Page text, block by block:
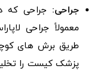
جراحی: جراحی که
معمولاً جراحی
طریق برش های
پزشک کیست را